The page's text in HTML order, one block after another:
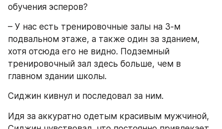
обучения эсперов?
– У нас есть тренировочные залы на 3-м
подвальном этаже, а также один за зданием,
хотя отсюда его не видно. Подземный
тренировочный зал здесь больше, чем в
главном здании школы.
Сиджин кивнул и последовал за ним.
Идя за аккуратно одетым красивым мужчиной,